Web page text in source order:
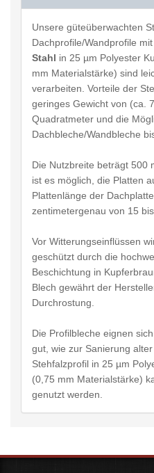
Unsere güteüberwachten
Dachprofile/Wandprofile
Stahl in 25 µm Polyester
mm Materialstärke) sind
verarbeiten. Vorteile der
geringes Gewicht von (ca.
Quadratmeter und die
Dachbleche/Wandbleche
Die Nutzbreite beträgt 500
ist es möglich, die Platten
Plattenlänge der
zentimetergenau von 15
Vor Witterungseinflüssen
geschützt durch die
Beschichtung in
Blech gewährt der
Durchrostung.
Die Profilbleche eignen
gut, wie zur Sanierung
Stehfalzprofil in 25 µm
(0,75 mm Materialstärke)
genutzt werden.